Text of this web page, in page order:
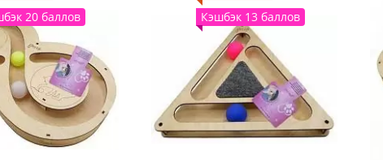
20 баллов
Кэшбэк 13 баллов